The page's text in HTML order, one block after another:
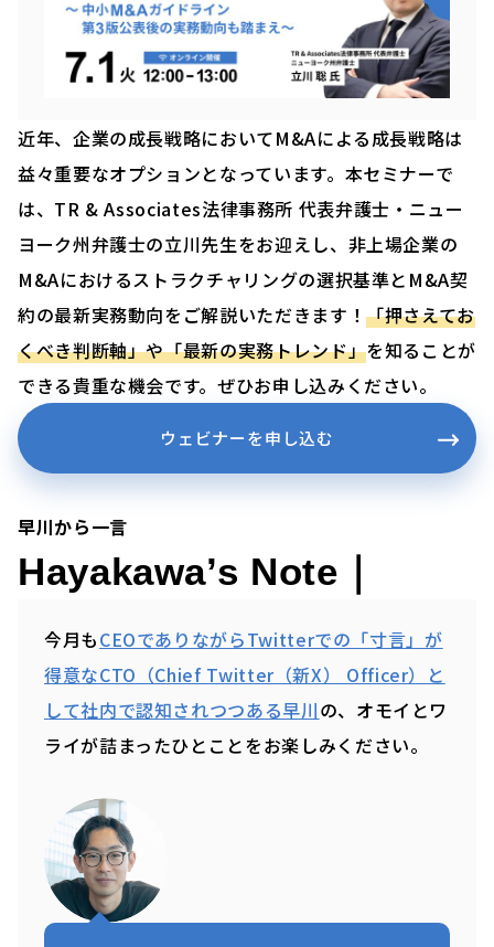
近年、企業の成長戦略においてM&Aによる成長戦略は
益々重要なオプションとなっています。本セミナーで
は、TR & Associates法律事務所 代表弁護士・ニュー
ヨーク州弁護士の立川先生をお迎えし、非上場企業の
M&Aにおけるストラクチャリングの選択基準とM&A契
約の最新実務動向をご解説いただきます！「押さえてお
くべき判断軸」や「最新の実務トレンド」を知ることが
できる貴重な機会です。ぜひお申し込みください。
ウェビナーを申し込む
早川から一言
Hayakawa’s Note｜
今月もCEOでありながらTwitterでの「寸言」が
得意なCTO（Chief Twitter（新X） Officer）と
して社内で認知されつつある早川の、オモイとワ
ライが詰まったひとことをお楽しみください。